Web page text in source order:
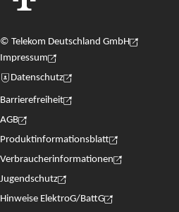
© Telekom Deutschland GmbH
(Der Link wird in einem neuen Tab geöffnet)
Impressum
(Der Link wird in einem neuen Tab geöffnet)
Datenschutz
(Der Link wird in einem neuen Tab geöffnet)
Barrierefreiheit
(Der Link wird in einem neuen Tab geöffnet)
AGB
(Der Link wird in einem neuen Tab geöffnet)
Produktinformationsblatt
(Der Link wird in einem neuen Tab geöffnet)
Verbraucherinformationen
(Der Link wird in einem neuen Tab geöffnet)
Jugendschutz
(Der Link wird in einem neuen Tab geöffnet)
Hinweise ElektroG/BattG
(Der Link wird in einem neuen Tab geöffnet)